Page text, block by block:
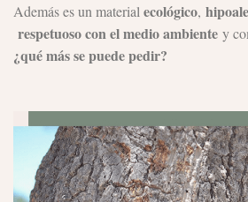
Además es un material ecológico,
respetuoso con el medio ambiente y
¿qué más se puede pedir?